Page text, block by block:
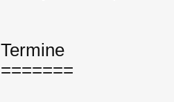
Termine
=======